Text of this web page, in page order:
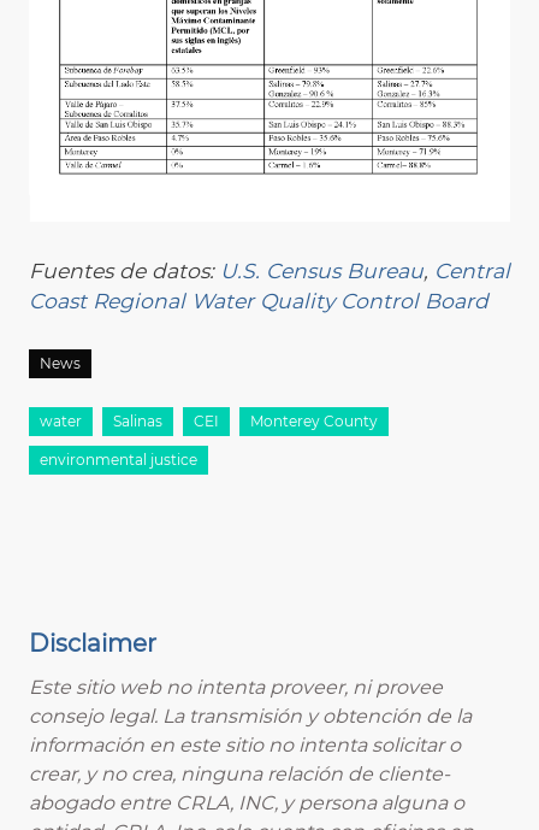
Fuentes de datos: U.S. Census Bureau, Central
Coast Regional Water Quality Control Board
News
water Salinas CEI Monterey County
environmental justice
Disclaimer
Este sitio web no intenta proveer, ni provee
consejo legal. La transmisión y obtención de la
información en este sitio no intenta solicitar o
crear, y no crea, ninguna relación de cliente-
abogado entre CRLA, INC, y persona alguna o